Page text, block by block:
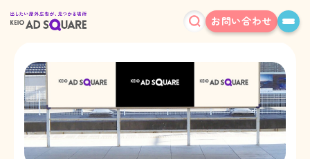
お問い合わせ